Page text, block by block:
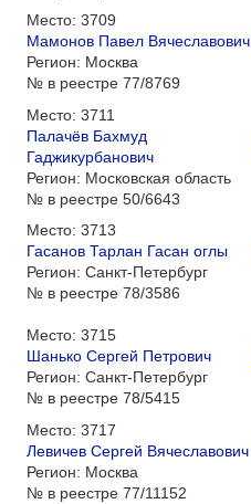
Место: 3709
Мамонов Павел Вячеславович
Регион: Москва
№ в реестре 77/8769
Место: 3711
Палачёв Бахмуд
Гаджикурбанович
Регион: Московская область
№ в реестре 50/6643
Место: 3713
Гасанов Тарлан Гасан оглы
Регион: Санкт-Петербург
№ в реестре 78/3586
Место: 3715
Шанько Сергей Петрович
Регион: Санкт-Петербург
№ в реестре 78/5415
Место: 3717
Левичев Сергей Вячеславович
Регион: Москва
№ в реестре 77/11152